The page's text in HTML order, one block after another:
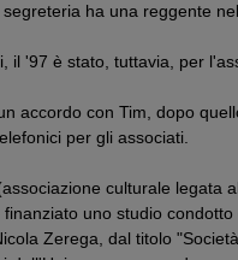
ha una reggente
il '97 è stato, tuttavia, per
accordo con Tim, dopo
per gli associati.
culturale legata
uno studio
Zerega, dal titolo